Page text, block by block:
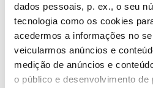
dados pessoais, p. ex., o seu
tecnologia como os cookies
acedermos a informações no
veicularmos anúncios e
medição de anúncios e
o público e desenvolvimento de
fissuras não visíveis
Existem fissuras e fendas
passa a água